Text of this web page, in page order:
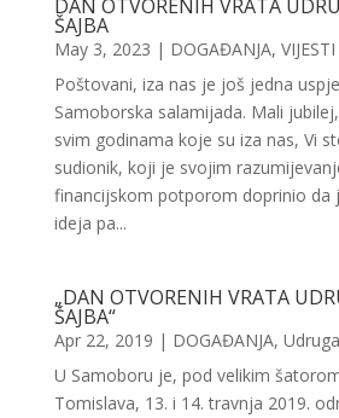
DAN OTVORENIH VRATA
ŠAJBA
May 3, 2023 | DOGAĐANJA, VIJESTI
Poštovani, iza nas je još jedna
Samoborska salamijada. Mali
svim godinama koje su iza nas, Vi
sudionik, koji je svojim
financijskom potporom doprinio da
ideja pa...
„DAN OTVORENIH VRATA
ŠAJBA“
Apr 22, 2019 | DOGAĐANJA,
U Samoboru je, pod velikim
Tomislava, 13. i 14. travnja 2019.